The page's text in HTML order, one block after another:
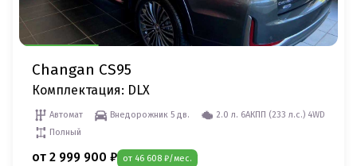
Changan CS95
Комплектация: DLX
Автомат Внедорожник 5 дв.
2.0 л. 6AКПП (233 л.c.) 4WD
Полный
от 2 999 900 ₽ от 46 608 ₽/мес.